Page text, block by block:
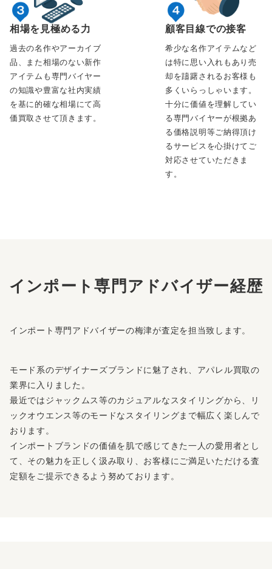
相場を見極める力
過去の名作やアーカイブ
品、また相場のない新作
アイテムも専門バイヤー
の知識や豊富な社内実績
を基に的確な相場にて高
価買取させて頂きます。
顧客目線での接客
希少な名作アイテムなど
は特に思い入れもあり売
却を躊躇されるお客様も
多くいらっしゃいます。
十分に価値を理解してい
る専門バイヤーが根拠あ
る価格説明等ご納得頂け
るサービスを心掛けてご
対応させていただきま
す。
インポート専門アドバイザー経歴
インポート専門アドバイザーの梅津が査定を担当致します。
モード系のデザイナーズブランドに魅了され、アパレル買取の
業界に入りました。
最近ではジャックムス等のカジュアルなスタイリングから、リ
ックオウエンス等のモードなスタイリングまで幅広く楽しんで
おります。
インポートブランドの価値を肌で感じてきた一人の愛用者とし
て、その魅力を正しく汲み取り、お客様にご満足いただける査
定額をご提示できるよう努めております。